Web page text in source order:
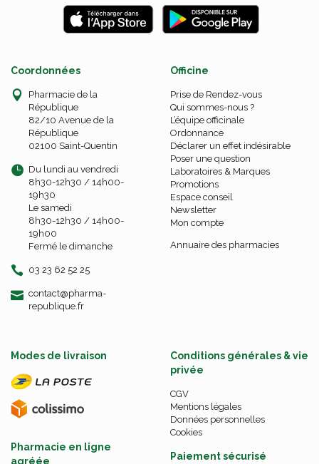
Coordonnées
Pharmacie de la
République
82/10 Avenue de la
République
02100 Saint-Quentin
Du lundi au vendredi
8h30-12h30 / 14h00-
19h30
Le samedi
8h30-12h30 / 14h00-
19h00
Fermé le dimanche
03 23 62 52 25
contact-
@-
pharma-
republique.fr
Officine
Prise de Rendez-vous
Qui sommes-nous ?
L’équipe officinale
Ordonnance
Déclarer un effet indésirable
Poser une question
Laboratoires & Marques
Promotions
Espace conseil
Newsletter
Mon compte
Annuaire des pharmacies
Modes de livraison
Pharmacie en ligne
agréée
Conditions générales & vie
privée
CGV
Mentions légales
Données personnelles
Cookies
Paiement sécurisé